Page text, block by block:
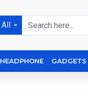
All
HEADPHONE GADGETS